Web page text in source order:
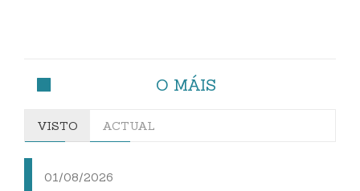
O MÁIS
VISTO ACTUAL
01/08/2026